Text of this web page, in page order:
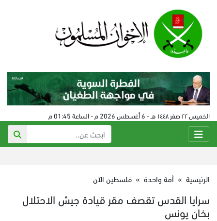
الخميس ٢٢ صفر ١٤٤٨ هـ - 6 أغسطس 2026 م - الساعة 01:45 م
الرئيسية » أمة واحدة » فلسطين الآن
سرايا القدس تقصف مقر قيادة جيش الاحتلال
بخان يونس